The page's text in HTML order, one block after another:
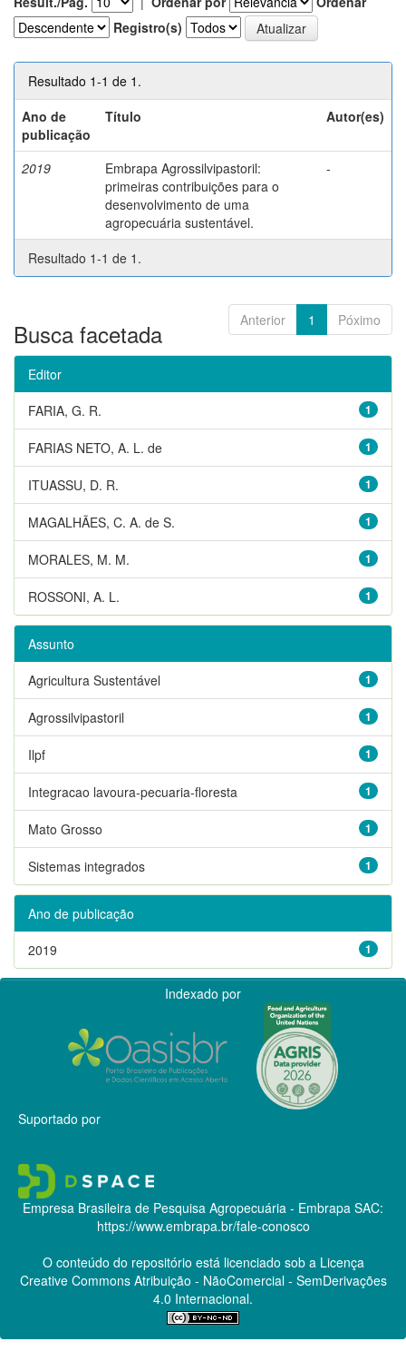
Registro(s)
Resultado 1-1 de 1.
Ano de
publicação
Título Autor(es)
2019
Embrapa Agrossilvipastoril:
primeiras contribuições para o
desenvolvimento de uma
agropecuária sustentável.
-
Resultado 1-1 de 1.
Anterior 1 Póximo
Busca facetada
Editor
1
FARIA, G. R.
1
FARIAS NETO, A. L. de
1
ITUASSU, D. R.
1
MAGALHÃES, C. A. de S.
1
MORALES, M. M.
1
ROSSONI, A. L.
Assunto
1
Agricultura Sustentável
1
Agrossilvipastoril
1
Ilpf
1
Integracao lavoura-pecuaria-floresta
1
Mato Grosso
1
Sistemas integrados
Ano de publicação
1
2019
Indexado por
Suportado por
Empresa Brasileira de Pesquisa Agropecuária - Embrapa SAC:
https://www.embrapa.br/fale-conosco
O conteúdo do repositório está licenciado sob a Licença
Creative CommonsAtribuição - NãoComercial - SemDerivações
4.0 Internacional.